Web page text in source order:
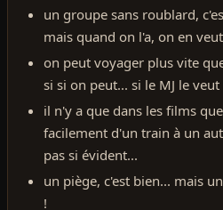
un groupe sans roublard,
mais quand on l'a, on en
on peut voyager plus vite
si si on peut... si le MJ le veut
il n'y a que dans les films
facilement d'un train à un
pas si évident...
un piège, c'est bien... mais
!